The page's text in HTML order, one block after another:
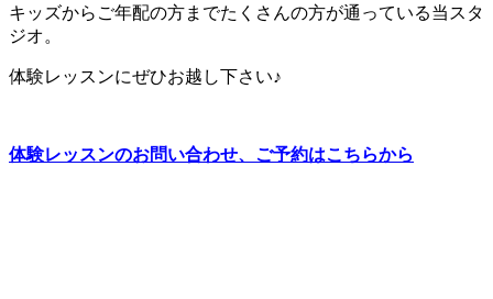
キッズからご年配の方までたくさんの方が通っている当スタ
ジオ。
体験レッスンにぜひお越し下さい♪
体験レッスンのお問い合わせ、ご予約はこちらから